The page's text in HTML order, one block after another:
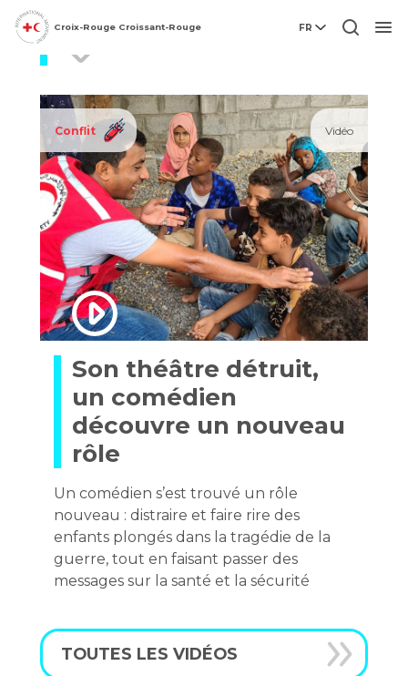
Croix-Rouge Croissant-Rouge FR
Conflit Vidéo
Son théâtre détruit,
un comédien
découvre un nouveau
rôle
Un comédien s’est trouvé un rôle
nouveau : distraire et faire rire des
enfants plongés dans la tragédie de la
guerre, tout en faisant passer des
messages sur la santé et la sécurité
TOUTES LES VIDÉOS